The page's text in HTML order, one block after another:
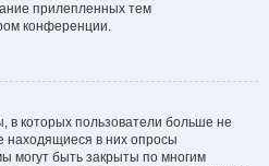
прилепленных тем
конференции.
которых пользователи больше не
находящиеся в них опросы
могут быть закрыты по многим